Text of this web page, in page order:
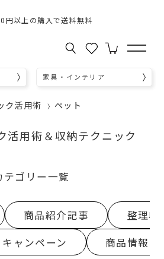
円以上の購入で送料無料
家具・インテリア
ク活用術 ペット
活用術＆収納テクニック
テゴリー一覧
商品紹介記事
整理収
キャンペーン 商品情報